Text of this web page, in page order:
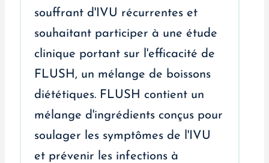
souffrant d'IVU récurrentes et
souhaitant participer à une étude
clinique portant sur l'efficacité de
FLUSH, un mélange de boissons
diététiques. FLUSH contient un
mélange d'ingrédients conçus pour
soulager les symptômes de l'IVU
et prévenir les infections à